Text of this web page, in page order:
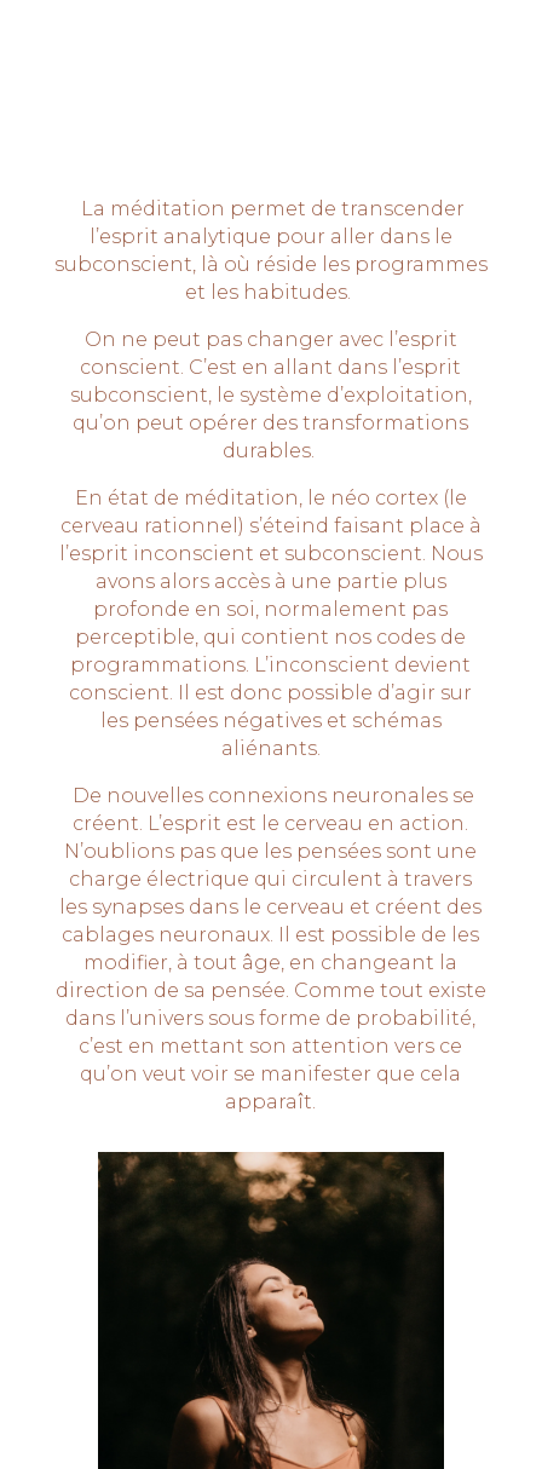
La méditation permet de transcender
l’esprit analytique pour aller dans le
subconscient, là où réside les programmes
et les habitudes.
On ne peut pas changer avec l’esprit
conscient. C’est en allant dans l’esprit
subconscient, le système d’exploitation,
qu’on peut opérer des transformations
durables.
En état de méditation, le néo cortex (le
cerveau rationnel) s’éteind faisant place à
l’esprit inconscient et subconscient. Nous
avons alors accès à une partie plus
profonde en soi, normalement pas
perceptible, qui contient nos codes de
programmations. L’inconscient devient
conscient. Il est donc possible d’agir sur
les pensées négatives et schémas
aliénants.
De nouvelles connexions neuronales se
créent. L’esprit est le cerveau en action.
N’oublions pas que les pensées sont une
charge électrique qui circulent à travers
les synapses dans le cerveau et créent des
cablages neuronaux. Il est possible de les
modifier, à tout âge, en changeant la
direction de sa pensée. Comme tout existe
dans l’univers sous forme de probabilité,
c’est en mettant son attention vers ce
qu’on veut voir se manifester que cela
apparaît.